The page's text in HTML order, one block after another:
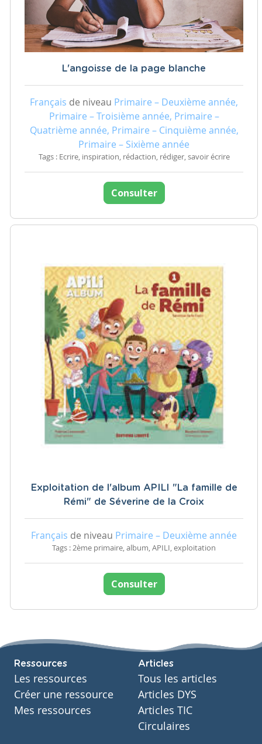
L'angoisse de la page blanche
Français de niveau Primaire – Deuxième année,
Primaire – Troisième année, Primaire –
Quatrième année, Primaire – Cinquième année,
Primaire – Sixième année
Tags : Ecrire, inspiration, rédaction, rédiger, savoir écrire
Consulter
Exploitation de l'album APILI "La famille de
Rémi" de Séverine de la Croix
Français de niveau Primaire – Deuxième année
Tags : 2ème primaire, album, APILI, exploitation
Consulter
Ressources
Les ressources
Créer une ressource
Mes ressources
Articles
Tous les articles
Articles DYS
Articles TIC
Circulaires